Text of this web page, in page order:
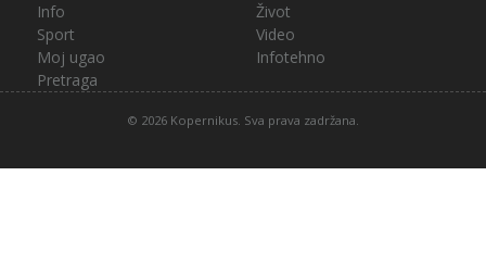
Info
Život
Sport
Video
Moj ugao
Infotehno
Pretraga
© 2026 Kopernikus. Sva prava zadržana.